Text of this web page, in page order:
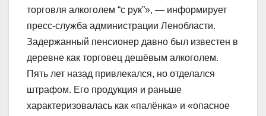
торговля алкоголем “с рук”», — информирует
пресс-служба администрации Ленобласти.
Задержанный пенсионер давно был известен в
деревне как торговец дешёвым алкоголем.
Пять лет назад привлекался, но отделался
штрафом. Его продукция и раньше
характеризовалась как «палёнка» и «опасное